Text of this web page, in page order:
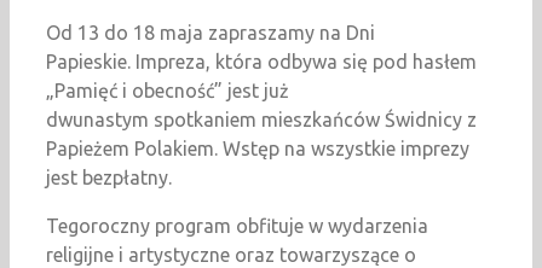
Od 13 do 18 maja zapraszamy na Dni
Papieskie. Impreza, która odbywa się pod hasłem
„Pamięć i obecność” jest już
dwunastym spotkaniem mieszkańców Świdnicy z
Papieżem Polakiem. Wstęp na wszystkie imprezy
jest bezpłatny.
Tegoroczny program obfituje w wydarzenia
religijne i artystyczne oraz towarzyszące o